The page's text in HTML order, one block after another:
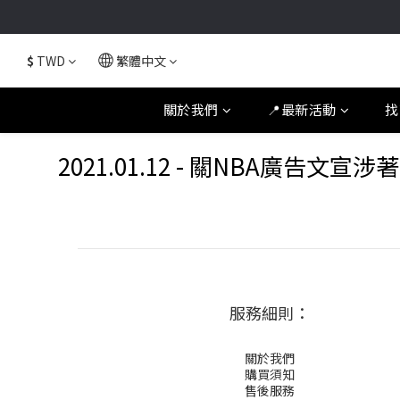
$ TWD 繁體中文
關於我們 📍最新活動
2021.01.12 - 關NBA廣告文宣涉
服務細則：
關於我們
購買須知
售後服務